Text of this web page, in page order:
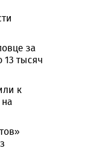
за
13 тысяч
к